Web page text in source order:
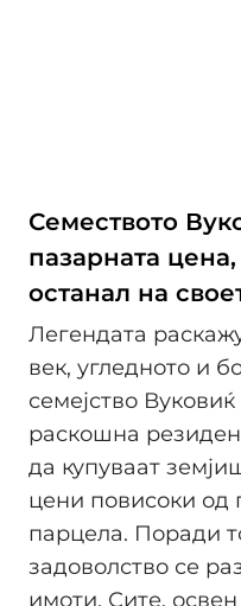
Семеството
пазарната
останал на
Легендата
век, угледното и
семејство
раскошна
да купуваат
цени повисоки од
парцела. Поради
задоволство се
имоти. Сите,